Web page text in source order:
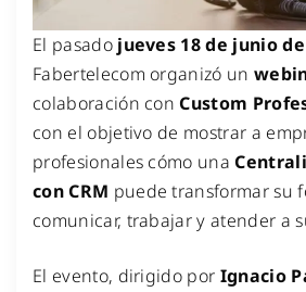
El pasado jueves 18 de junio de
Fabertelecom organizó un
colaboración conCustom
con el objetivo de mostrar a
profesionales cómo una
con CRM puede transformar su
comunicar, trabajar y atender a
El evento, dirigido por Ignacio